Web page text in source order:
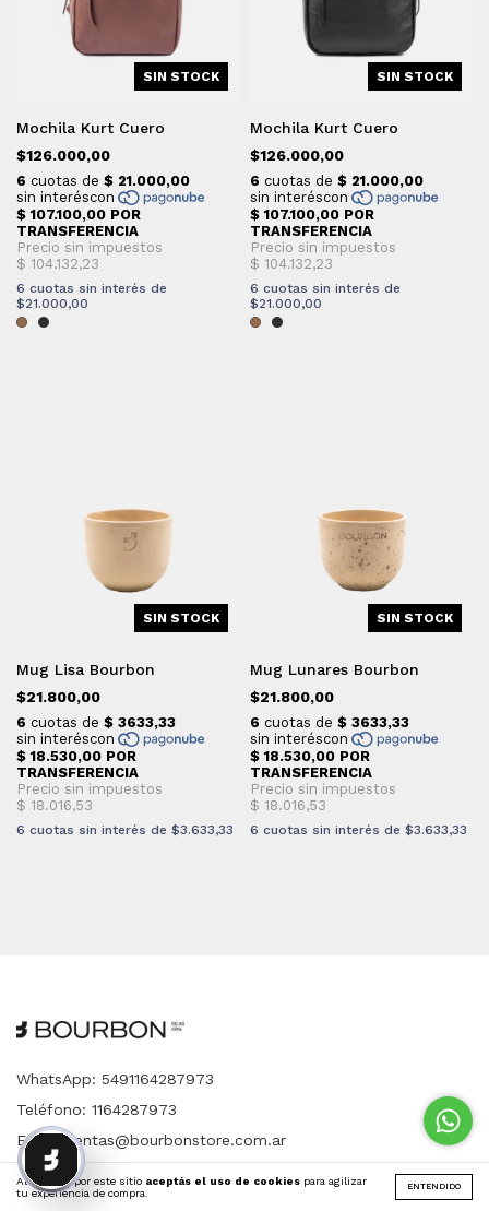
Al navegar por este sitio aceptás el uso de cookies para agilizar
tu experiencia de compra.
ENTENDIDO
SIN STOCK
Mochila Kurt Cuero
$126.000,00
6 cuotas sin interés de
$21.000,00
SIN STOCK
Mochila Kurt Cuero
$126.000,00
6 cuotas sin interés de
$21.000,00
SIN STOCK
Mug Lisa Bourbon
$21.800,00
6 cuotas sin interés de $3.633,33
SIN STOCK
Mug Lunares Bourbon
$21.800,00
6 cuotas sin interés de $3.633,33
WhatsApp: 5491164287973
Teléfono: 1164287973
Email:ventas@bourbonstore.com.ar
House of Bourbon | Amenabar 1887, Belgrano, Ciudad de
Buenos Aires, Argentina